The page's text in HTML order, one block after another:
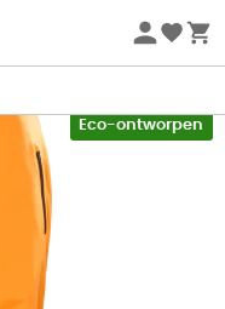
vanaf 2 producten* met
Eco-ontworpen